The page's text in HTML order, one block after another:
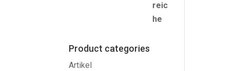
Product categories
Artikel